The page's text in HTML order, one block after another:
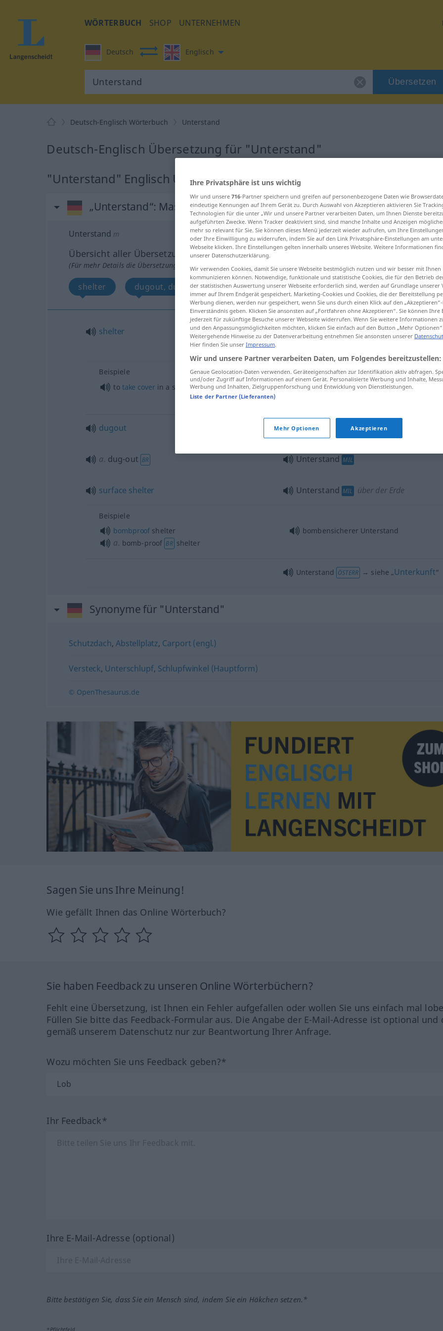
WÖRTERBUCH SHOP UNTERNEHMEN
Deutsch Englisch
Übersetzen
Deutsch-Englisch Wörterbuch Unterstand
Deutsch-Englisch Übersetzung für "Unterstand"
"Unterstand" Englisch Übersetzung
„Unterstand“: Maskulinum
Unterstand m
Übersicht aller Übersetzungen
(Für mehr Details die Übersetzung anklicken/antippen)
shelter dugout, dug-out, surface shelter
shelter Unterstand zum Schutz vor
Beispiele
to take coverin a shelter in einem UnterstandZuflucht
dugout Unterstand MIL ausgehobener
a. dug-out BR Unterstand MIL
surface shelter Unterstand MIL über der Erde
Beispiele
bombproof shelter
a. bomb-proof BR shelter
bombensicherer Unterstand
Unterstand ÖSTERR → siehe „Unterkunft“
Synonyme für "Unterstand"
Schutzdach,Abstellplatz, Carport (engl.)
Versteck, Unterschlupf, Schlupfwinkel (Hauptform)
© OpenThesaurus.de
Sagen Sie uns Ihre Meinung!
Wie gefällt Ihnen das Online Wörterbuch?
Sie haben Feedback zu unseren Online Wörterbüchern?
Fehlt eine Übersetzung, ist Ihnen ein Fehler aufgefallen oder wollen Sie uns einfach mal
Füllen Sie bitte das Feedback-Formular aus. Die Angabe der E-Mail-Adresse ist optional und
gemäß unserem Datenschutz nur zur Beantwortung Ihrer Anfrage.
Wozu möchten Sie uns Feedback geben?*
Ihr Feedback*
Ihre E-Mail-Adresse (optional)
Bitte bestätigen Sie, dass Sie ein Mensch sind, indem Sie ein Häkchen setzen.*
*Pflichtfeld
Ihre Privatsphäre ist uns wichtig
Wir und unsere 716-Partner speichern und greifen auf personenbezogene Daten wie
eindeutige Kennungen auf Ihrem Gerät zu. Durch Auswahl von Akzeptieren aktivieren Sie
Technologien für die unter „Wir und unsere Partner verarbeiten Daten, um Ihnen Dienste
aufgeführten Zwecke. Wenn Tracker deaktiviert sind, sind manche Inhalte und Anzeigen
mehr so relevant für Sie. Sie können dieses Menü jederzeit wieder aufrufen, um Ihre
oder Ihre Einwilligung zu widerrufen, indem Sie auf den Link Privatsphäre-Einstellungen am
Webseite klicken. Ihre Einstellungen gelten innerhalb unseres Website. Weitere Informationen
unserer Datenschutzerklärung.
Wir verwenden Cookies, damit Sie unsere Webseite bestmöglich nutzen und wir besser mit Ihnen
kommunizieren können. Notwendige, funktionale und statistische Cookies, die für den Betrieb
der statistischen Auswertung unserer Webseite erforderlich sind, werden auf Grundlage unserer
immer auf Ihrem Endgerät gespeichert. Marketing-Cookies und Cookies, die der Bereitstellung
Werbung dienen, werden nur gespeichert, wenn Sie uns durch einen Klick auf den
Einverständnis geben. Klicken Sie ansonsten auf „Fortfahren ohne Akzeptieren“. Sie können Ihre
jederzeit für zukünftige Besuche unserer Webseite widerrufen. Wenn Sie weitere Informationen
und den Anpassungsmöglichkeiten möchten, klicken Sie einfach auf den Button „Mehr Optionen“.
Weitergehende Hinweise zu der Datenverarbeitung entnehmen Sie ansonsten unserer
Hier finden Sie unser Impressum.
Wir und unsere Partner verarbeiten Daten, um Folgendes bereitzustellen:
Genaue Geolocation-Daten verwenden. Geräteeigenschaften zur Identifikation aktiv abfragen.
und/oder Zugriff auf Informationen auf einem Gerät. Personalisierte Werbung und Inhalte,
Werbung und Inhalten, Zielgruppenforschung und Entwicklung von Dienstleistungen.
Liste der Partner (Lieferanten)
Mehr Optionen Akzeptieren